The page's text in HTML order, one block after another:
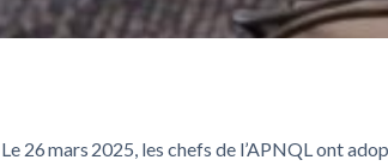
Le 26mars 2025, les chefs de l’APNQL ont